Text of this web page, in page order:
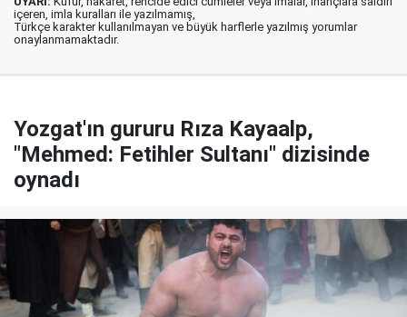
içeren, imla kuralları ile yazılmamış,
Türkçe karakter kullanılmayan ve büyük harflerle yazılmış yorumlar
onaylanmamaktadır.
Yozgat'ın gururu Rıza Kayaalp,
"Mehmed: Fetihler Sultanı" dizisinde
oynadı